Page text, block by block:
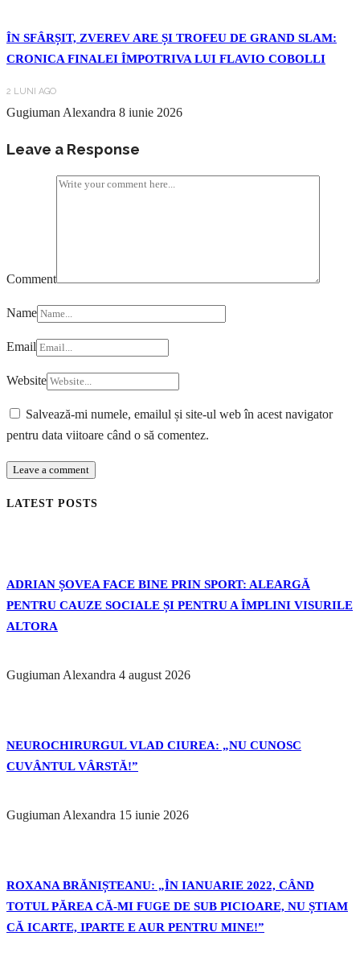
ÎN SFÂRȘIT, ZVEREV ARE ȘI TROFEU DE GRAND SLAM:
CRONICA FINALEI ÎMPOTRIVA LUI FLAVIO COBOLLI
2 LUNI AGO
Gugiuman Alexandra 8 iunie 2026
Leave a Response
Comment
Name
Email
Website
Salvează-mi numele, emailul și site-ul web în acest navigator
pentru data viitoare când o să comentez.
LATEST POSTS
ADRIAN ȘOVEA FACE BINE PRIN SPORT: ALEARGĂ
PENTRU CAUZE SOCIALE ȘI PENTRU A ÎMPLINI VISURILE
ALTORA
Gugiuman Alexandra 4 august 2026
NEUROCHIRURGUL VLAD CIUREA: „NU CUNOSC
CUVÂNTUL VÂRSTĂ!”
Gugiuman Alexandra 15 iunie 2026
ROXANA BRĂNIȘTEANU: „ÎN IANUARIE 2022, CÂND
TOTUL PĂREA CĂ-MI FUGE DE SUB PICIOARE, NU ȘTIAM
CĂ ICARTE, IPARTE E AUR PENTRU MINE!”